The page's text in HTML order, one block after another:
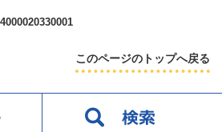
このページのトップへ戻る